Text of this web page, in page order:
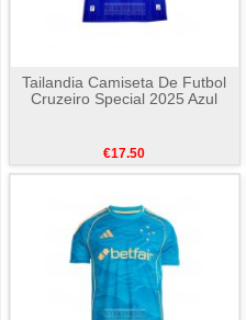
Tailandia Camiseta De Futbol
Cruzeiro Special 2025 Azul
€17.50